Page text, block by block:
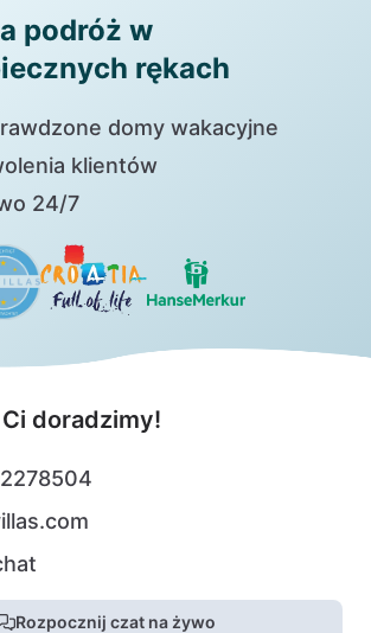
podróż w
rękach
domy wakacyjne
klientów
24/7
doradzimy!
Rozpocznij czat na żywo